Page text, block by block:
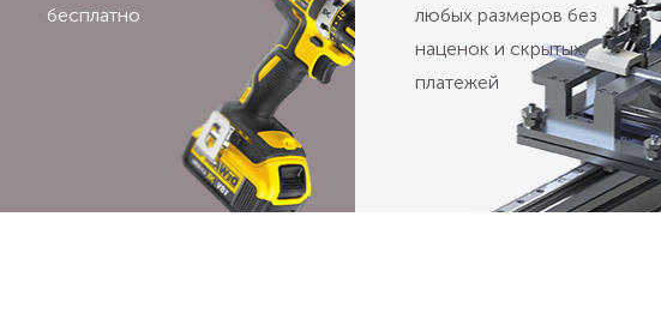
бесплатно
любых размеров без
наценок и скрытых
платежей